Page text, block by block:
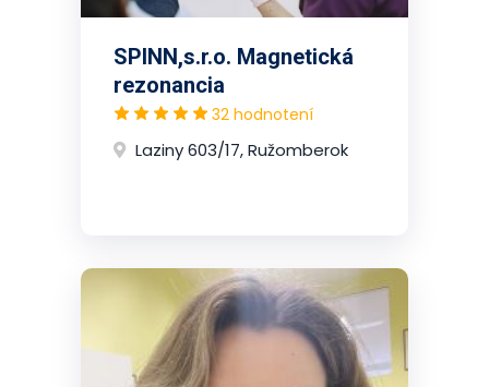
SPINN,s.r.o. Magnetická
rezonancia
32 hodnotení
Laziny 603/17, Ružomberok